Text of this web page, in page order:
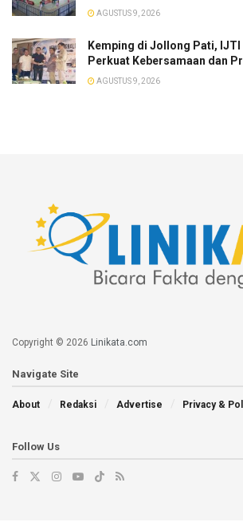
AGUSTUS 9, 2026
​Kemping di Jollong Pati, IJTI
Perkuat Kebersamaan dan
AGUSTUS 9, 2026
Copyright © 2026 Linikata.com
Navigate Site
About Redaksi Advertise Privacy &
Follow Us